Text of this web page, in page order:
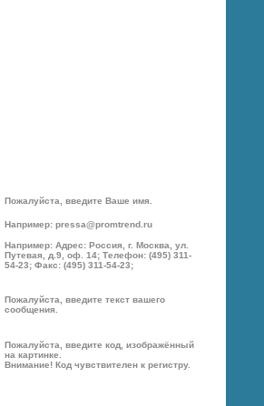
Пожалуйста, введите Ваше имя.
Например: pressa@promtrend.ru
Например: Адрес: Россия, г. Москва, ул.
Путевая, д.9, оф. 14; Телефон: (495) 311-
54-23; Факс: (495) 311-54-23;
Пожалуйста, введите текст вашего
сообщения.
Пожалуйста, введите код, изображённый
на картинке.
Внимание! Код чувствителен к регистру.